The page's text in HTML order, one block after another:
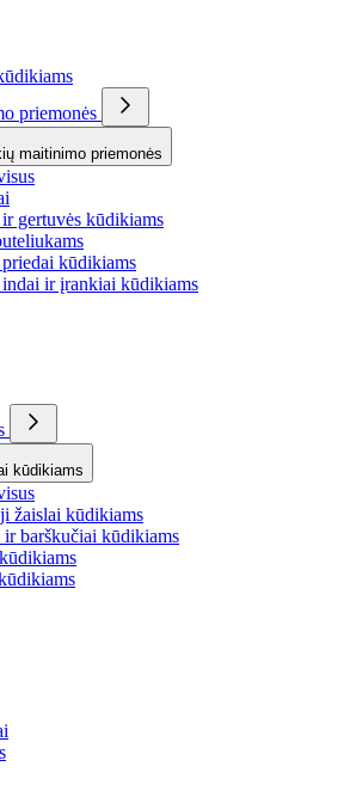
priemonės
maitinimo priemonės
gertuvės kūdikiams
kūdikiams
ir įrankiai kūdikiams
kūdikiams
žaislai kūdikiams
barškučiai kūdikiams